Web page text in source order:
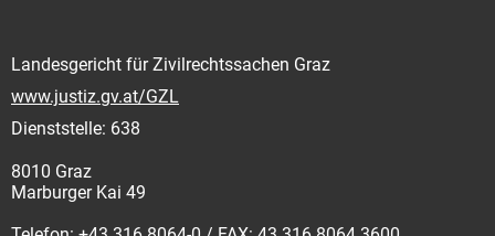
Landesgericht für Zivilrechtssachen Graz
www.justiz.gv.at/GZL
Dienststelle: 638
8010 Graz
Marburger Kai 49